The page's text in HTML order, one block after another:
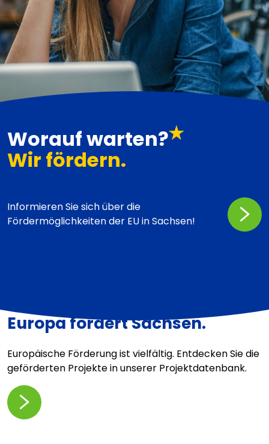
Worauf warten?
Wir fördern.
Informieren Sie sich über die
Fördermöglichkeiten der EU in Sachsen!
Europa fördert Sachsen.
Europäische Förderung ist vielfältig. Entdecken Sie die
geförderten Projekte in unserer Projektdatenbank.